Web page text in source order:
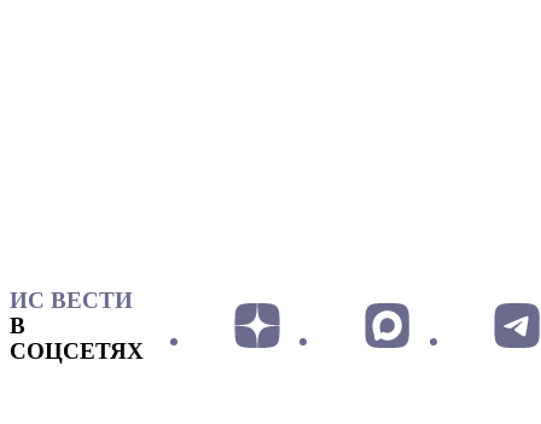
ИС ВЕСТИ
В
СОЦСЕТЯХ